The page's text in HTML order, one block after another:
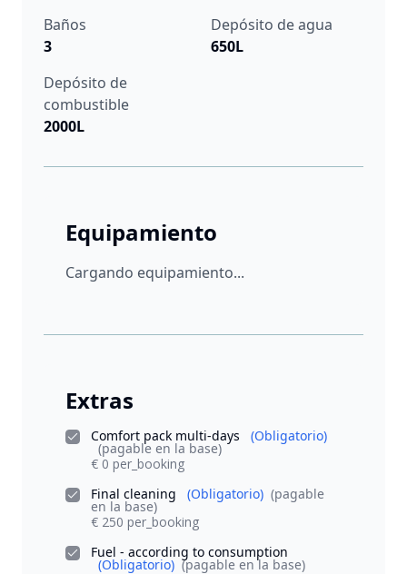
Baños
3
Depósito de agua
650L
Depósito de
combustible
2000L
Equipamiento
Cargando equipamiento...
Extras
Comfort pack multi-days (Obligatorio)
(pagable en la base)
€ 0 per_booking
Final cleaning
(Obligatorio) (pagable
en la base)
€ 250 per_booking
Fuel - according to consumption
(Obligatorio) (pagable en la base)